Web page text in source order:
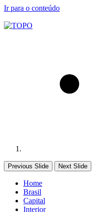
Ir para o conteúdo
Previous Slide Next Slide
Home
Brasil
Capital
Interior